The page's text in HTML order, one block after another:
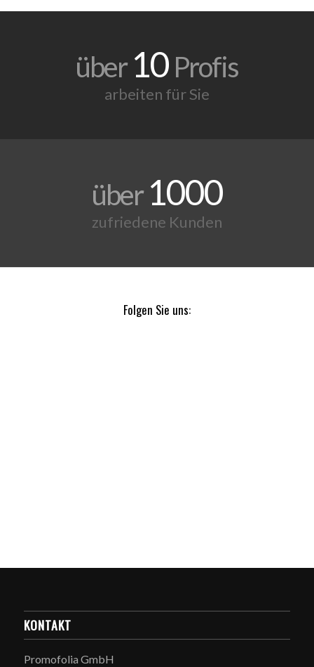
über10 Profis
arbeiten für Sie
über1000
zufriedene Kunden
Folgen Sie uns:
KONTAKT
Promofolia GmbH